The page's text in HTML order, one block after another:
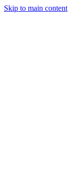
Skip to main content